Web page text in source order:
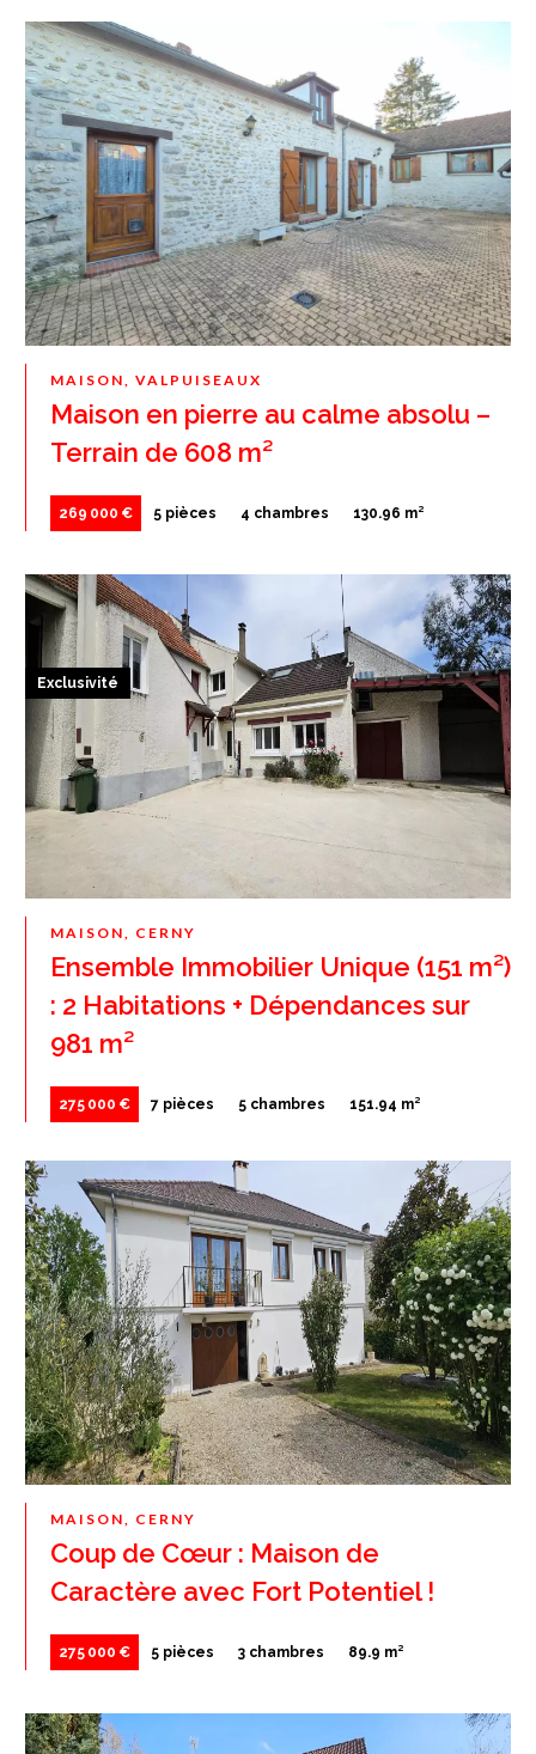
MAISON, VALPUISEAUX
Maison en pierre au calme absolu –
Terrain de 608 m²
269 000 € 5 pièces 4 chambres 130.96 m²
MAISON, CERNY
Ensemble Immobilier Unique (151 m²)
: 2 Habitations + Dépendances sur
981 m²
275 000 € 7 pièces 5 chambres 151.94 m²
Exclusivité
MAISON, CERNY
Coup de Cœur : Maison de
Caractère avec Fort Potentiel !
275 000 € 5 pièces 3 chambres 89.9 m²